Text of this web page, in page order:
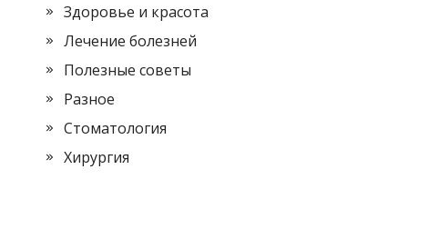
Здоровье и красота
Лечение болезней
Полезные советы
Разное
Стоматология
Хирургия